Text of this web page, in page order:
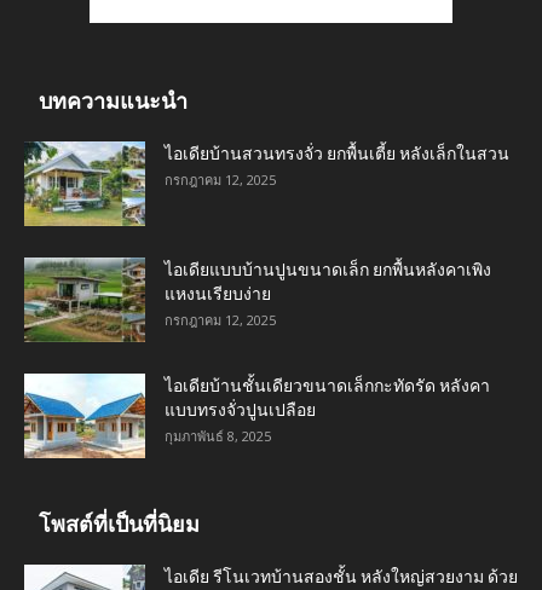
บทความแนะนำ
ไอเดียบ้านสวนทรงจั่ว ยกพื้นเตี้ย หลังเล็กในสวน
กรกฎาคม 12, 2025
ไอเดียแบบบ้านปูนขนาดเล็ก ยกพื้นหลังคาเพิง
แหงนเรียบง่าย
กรกฎาคม 12, 2025
ไอเดียบ้านชั้นเดียวขนาดเล็กกะทัดรัด หลังคา
แบบทรงจั่วปูนเปลือย
กุมภาพันธ์ 8, 2025
โพสต์ที่เป็นที่นิยม
ไอเดีย รีโนเวทบ้านสองชั้น หลังใหญ่สวยงาม ด้วย